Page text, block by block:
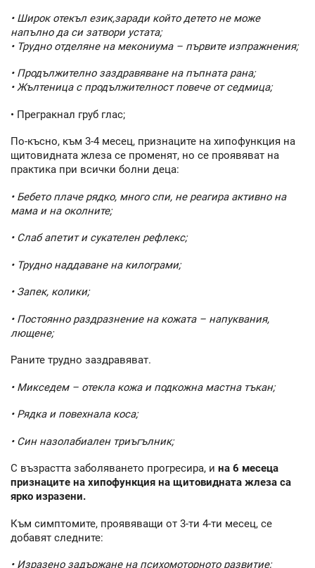
• Широк отекъл език,заради който детето не може
напълно да си затвори устата;
• Трудно отделяне на мекониума – първите изпражнения;
• Продължително заздравяване на пъпната рана;
• Жълтеница с продължителност повече от седмица;
• Прегракнал груб глас;
По-късно, към 3-4 месец, признаците на хипофункция на
щитовидната жлеза се променят, но се проявяват на
практика при всички болни деца:
• Бебето плаче рядко, много спи, не реагира активно на
мама и на околните;
• Слаб апетит и сукателен рефлекс;
• Трудно наддаване на килограми;
• Запек, колики;
• Постоянно раздразнение на кожата – напуквания,
лющене;
Раните трудно заздравяват.
• Микседем – отекла кожа и подкожна мастна тъкан;
• Рядка и повехнала коса;
• Син назолабиален триъгълник;
С възрастта заболяването прогресира, и на 6 месеца
признаците на хипофункция на щитовидната жлеза са
ярко изразени.
Към симптомите, проявяващи от 3-ти 4-ти месец, се
добавят следните:
• Изразено задържане на психомоторното развитие;